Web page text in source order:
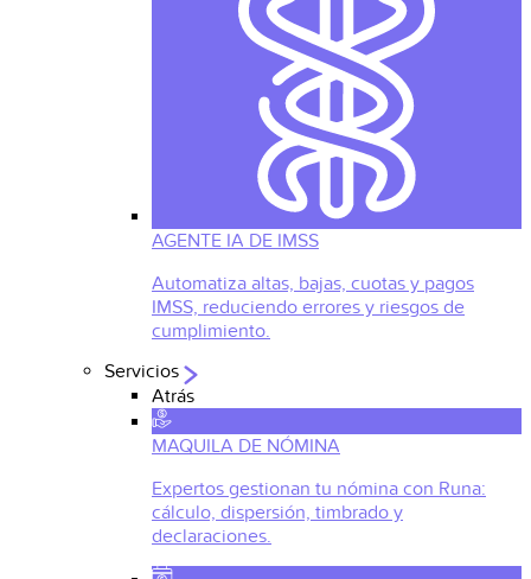
AGENTE IA DE IMSS
Automatiza altas, bajas, cuotas y pagos
IMSS, reduciendo errores y riesgos de
cumplimiento.
Servicios
Atrás
MAQUILA DE NÓMINA
Expertos gestionan tu nómina con Runa:
cálculo, dispersión, timbrado y
declaraciones.